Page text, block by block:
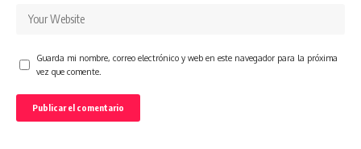
Guarda mi nombre, correo electrónico y web en este navegador para la próxima
vez que comente.